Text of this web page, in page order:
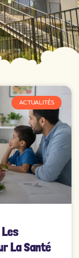
ACTUALITÉS
Les
La Santé